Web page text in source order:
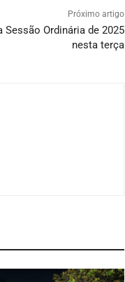
Próximo artigo
Ordinária de 2025
nesta terça